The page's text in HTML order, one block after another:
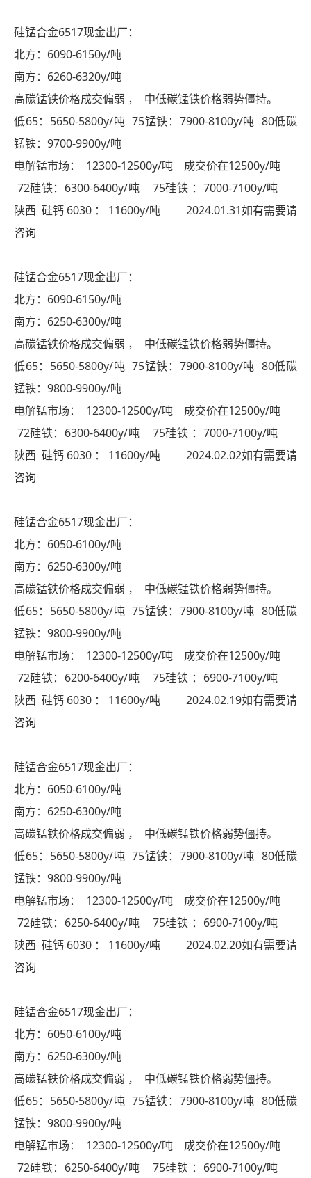
硅锰合金6517现金出厂：
北方：6090-6150y/吨
南方：6260-6320y/吨
高碳锰铁价格成交偏弱 ， 中低碳锰铁价格弱势僵持。
低65：5650-5800y/吨 75锰铁：7900-8100y/吨 80低碳
锰铁：9700-9900y/吨
电解锰市场： 12300-12500y/吨 成交价在12500y/吨
72硅铁：6300-6400y/吨 75硅铁 ：7000-7100y/吨
陕西 硅钙 6030 ： 11600y/吨 2024.01.31如有需要请
咨询
硅锰合金6517现金出厂：
北方：6090-6150y/吨
南方：6250-6300y/吨
高碳锰铁价格成交偏弱 ， 中低碳锰铁价格弱势僵持。
低65：5650-5800y/吨 75锰铁：7900-8100y/吨 80低碳
锰铁：9800-9900y/吨
电解锰市场： 12300-12500y/吨 成交价在12500y/吨
72硅铁：6300-6400y/吨 75硅铁 ：7000-7100y/吨
陕西 硅钙 6030 ： 11600y/吨 2024.02.02如有需要请
咨询
硅锰合金6517现金出厂：
北方：6050-6100y/吨
南方：6250-6300y/吨
高碳锰铁价格成交偏弱 ， 中低碳锰铁价格弱势僵持。
低65：5650-5800y/吨 75锰铁：7900-8100y/吨 80低碳
锰铁：9800-9900y/吨
电解锰市场： 12300-12500y/吨 成交价在12500y/吨
72硅铁：6200-6400y/吨 75硅铁 ：6900-7100y/吨
陕西 硅钙 6030 ： 11600y/吨 2024.02.19如有需要请
咨询
硅锰合金6517现金出厂：
北方：6050-6100y/吨
南方：6250-6300y/吨
高碳锰铁价格成交偏弱 ， 中低碳锰铁价格弱势僵持。
低65：5650-5800y/吨 75锰铁：7900-8100y/吨 80低碳
锰铁：9800-9900y/吨
电解锰市场： 12300-12500y/吨 成交价在12500y/吨
72硅铁：6250-6400y/吨 75硅铁 ：6900-7100y/吨
陕西 硅钙 6030 ： 11600y/吨 2024.02.20如有需要请
咨询
硅锰合金6517现金出厂：
北方：6050-6100y/吨
南方：6250-6300y/吨
高碳锰铁价格成交偏弱 ， 中低碳锰铁价格弱势僵持。
低65：5650-5800y/吨 75锰铁：7900-8100y/吨 80低碳
锰铁：9800-9900y/吨
电解锰市场： 12300-12500y/吨 成交价在12500y/吨
72硅铁：6250-6400y/吨 75硅铁 ：6900-7100y/吨